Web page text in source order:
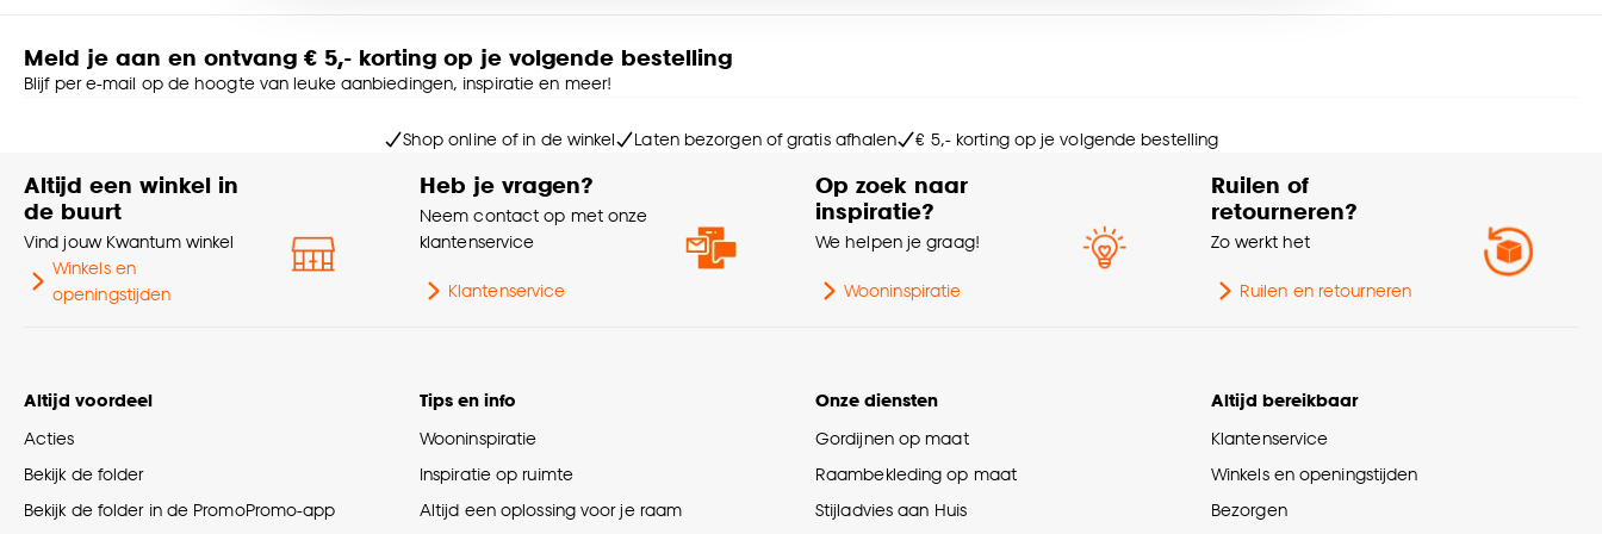
Type lamp
Peer
Kleurtint
E27 fitting
Meld je aan en ontvang € 5,- korting op je volgende bestelling
Blijf per e-mail op de hoogte van leuke aanbiedingen, inspiratie en meer!
Shop online of in de winkel Laten bezorgen of gratis afhalen € 5,- korting op je volgende bestelling
Altijd een winkel in
de buurt
Vind jouw Kwantum winkel
Winkels en
openingstijden
Heb je vragen?
Neem contact op met onze
klantenservice
Klantenservice
Op zoek naar
inspiratie?
We helpen je graag!
Wooninspiratie
Ruilen of
retourneren?
Zo werkt het
Ruilen en retourneren
Altijd voordeel
Acties
Bekijk de folder
Bekijk de folder in de PromoPromo-app
Tips en info
Wooninspiratie
Inspiratie op ruimte
Altijd een oplossing voor je raam
Onze diensten
Gordijnen op maat
Raambekleding op maat
Stijladvies aan Huis
Altijd bereikbaar
Klantenservice
Winkels en openingstijden
Bezorgen